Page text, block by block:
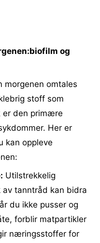
og
morgenen omtales
stoff som
er den primære
Her er
kan oppleve
Utilstrekkelig
av tanntråd kan bidra
du ikke pusser og
forblir matpartikler
næringsstoffer for